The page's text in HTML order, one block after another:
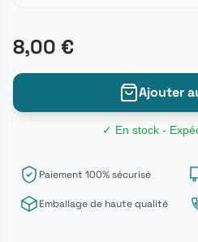
8,00 €
Ajouter
✓ En stock -
Paiement 100% sécurisé
Emballage de haute qualité